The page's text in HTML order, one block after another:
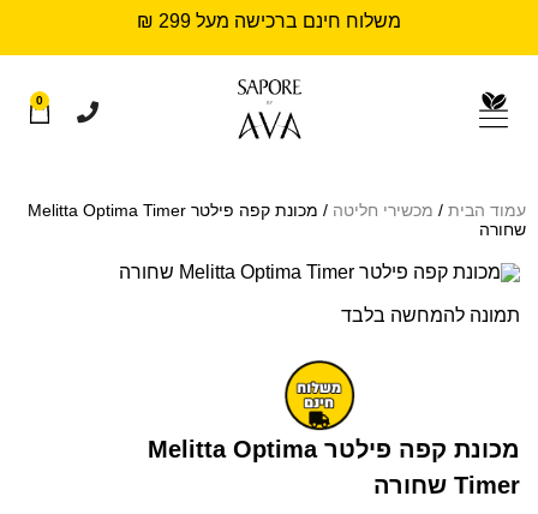
משלוח חינם ברכישה מעל 299 ₪
0
עמוד הבית / מכשירי חליטה
/ מכונת קפה פילטר Melitta Optima Timer
שחורה
תמונה להמחשה בלבד
מכונת קפה פילטר Melitta Optima
Timer שחורה